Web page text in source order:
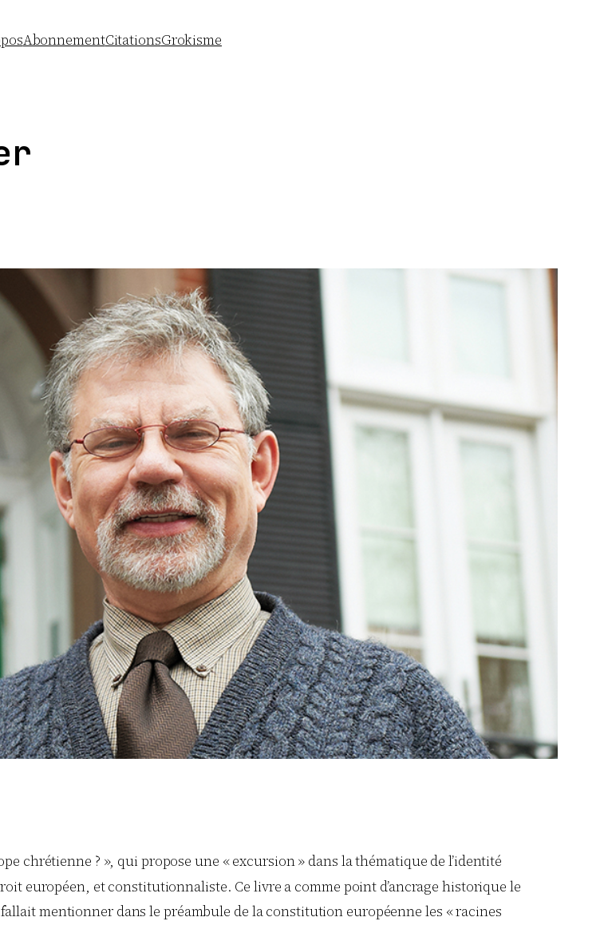
AbonnementCitationsGrokisme
chrétienne ? », qui propose une « excursion » dans la thématique de l’identité
européen, et constitutionnaliste. Ce livre a comme point d’ancrage historique le
mentionner dans le préambule de la constitution européenne les « racines